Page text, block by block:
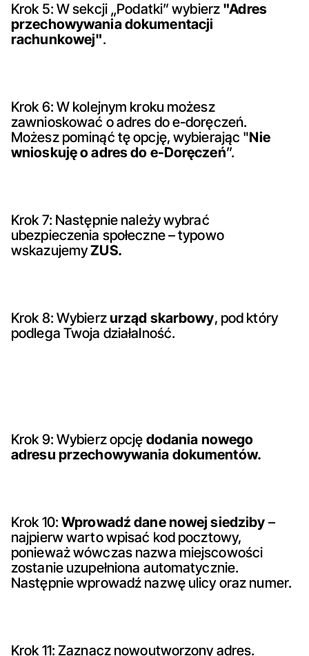
Krok 5: W sekcji „Podatki” wybierz "Adres
przechowywania dokumentacji
rachunkowej".
Krok 6: W kolejnym kroku możesz
zawnioskować o adres do e-doręczeń.
Możesz pominąć tę opcję, wybierając "Nie
wnioskuję o adres do e-Doręczeń”.
Krok 7: Następnie należy wybrać
ubezpieczenia społeczne – typowo
wskazujemyZUS.
Krok 8: Wybierzurząd skarbowy, pod który
podlega Twoja działalność.
Krok 9: Wybierz opcję dodania nowego
adresu przechowywania dokumentów.
Krok 10:Wprowadź dane nowej siedziby –
najpierw warto wpisać kod pocztowy,
ponieważ wówczas nazwa miejscowości
zostanie uzupełniona automatycznie.
Następnie wprowadź nazwę ulicy oraz numer.
Krok 11: Zaznacz nowoutworzony adres.